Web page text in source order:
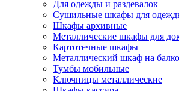
Для одежды и раздевалок
Сушильные шкафы для
Шкафы архивные
Металлические шкафы для
Картотечные шкафы
Металлический шкаф на
Тумбы мобильные
Ключницы металлические